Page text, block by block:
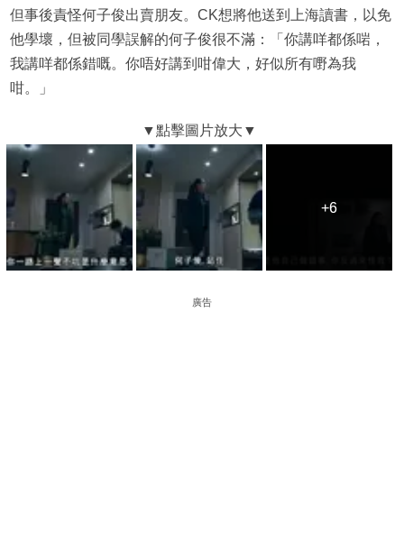
但事後責怪何子俊出賣朋友。CK想將他送到上海讀書，以免
他學壞，但被同學誤解的何子俊很不滿：「你講咩都係啱，
我講咩都係錯嘅。你唔好講到咁偉大，好似所有嘢為我
咁。」
+6
+6
廣告